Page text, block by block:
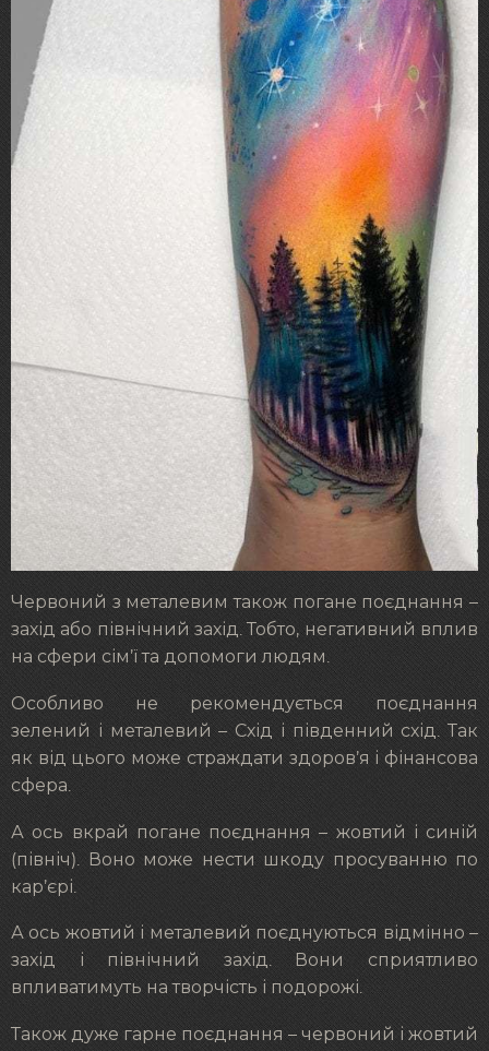
Червоний з металевим також погане поєднання –
захід або північний захід. Тобто, негативний вплив
на сфери сім’ї та допомоги людям.
Особливо не рекомендується поєднання
зелений і металевий – Схід і південний схід. Так
як від цього може страждати здоров’я і фінансова
сфера.
А ось вкрай погане поєднання – жовтий і синій
(північ). Воно може нести шкоду просуванню по
кар’єрі.
А ось жовтий і металевий поєднуються відмінно –
захід і північний захід. Вони сприятливо
впливатимуть на творчість і подорожі.
Також дуже гарне поєднання – червоний і жовтий